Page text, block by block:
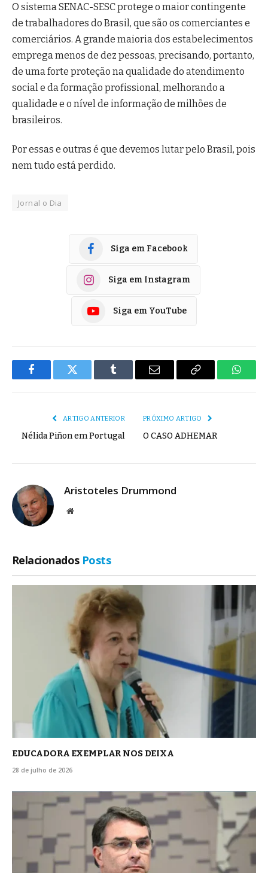
O sistema SENAC-SESC protege o maior contingente
de trabalhadores do Brasil, que são os comerciantes e
comerciários. A grande maioria dos estabelecimentos
emprega menos de dez pessoas, precisando, portanto,
de uma forte proteção na qualidade do atendimento
social e da formação profissional, melhorando a
qualidade e o nível de informação de milhões de
brasileiros.
Por essas e outras é que devemos lutar pelo Brasil, pois
nem tudo está perdido.
Jornal o Dia
Siga em Facebook
Siga em Instagram
Siga em YouTube
FacebookTwitter Tumblr
E-
Copiar
ARTIGO ANTERIOR
Nélida Piñon em Portugal
PRÓXIMO ARTIGO
O CASO ADHEMAR
Aristoteles Drummond
Site
Relacionados Posts
EDUCADORA EXEMPLAR NOS DEIXA
28 de julho de 2026